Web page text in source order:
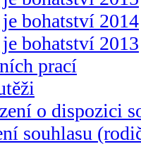
bohatství 2014
bohatství 2013
prací
o dispozici
souhlasu